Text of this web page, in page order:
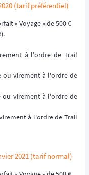
(tarif préférentiel)
« Voyage » de 500 €
à l'ordre de Trail
ou virement à l'ordre de
ou virement à l'ordre de
à l'ordre de Trail
2021 (tarif normal)